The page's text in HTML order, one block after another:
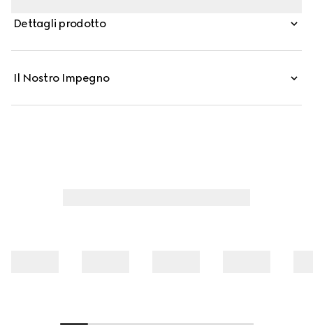
marchio MR. MEN™ LITTLE MISS™.
Dettagli prodotto
Il Nostro Impegno